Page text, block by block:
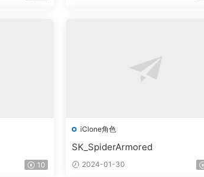
10
iClone角色
SK_SpiderArmored
2024-01-30